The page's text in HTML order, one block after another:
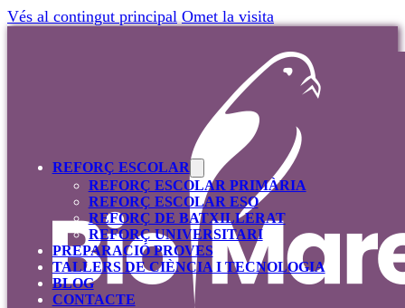
Vés al contingut principal Omet la visita
REFORÇ ESCOLAR
REFORÇ ESCOLAR PRIMÀRIA
REFORÇ ESCOLAR ESO
REFORÇ DE BATXILLERAT
REFORÇ UNIVERSITARI
PREPARACIÓ PROVES
TALLERS DE CIÈNCIA I TECNOLOGIA
BLOG
CONTACTE